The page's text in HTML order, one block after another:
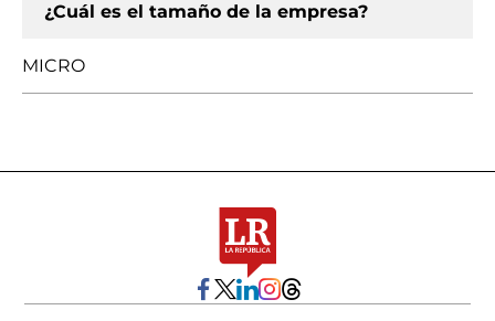
¿Cuál es el tamaño de la empresa?
MICRO